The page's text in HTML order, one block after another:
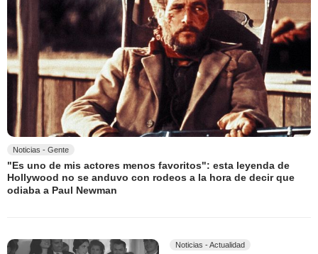
Noticias - Gente
"Es uno de mis actores menos favoritos": esta leyenda de
Hollywood no se anduvo con rodeos a la hora de decir que
odiaba a Paul Newman
Noticias - Actualidad